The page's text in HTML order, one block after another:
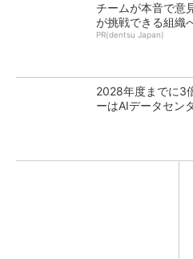
チームが本音で意
が挑戦できる組織
PR(dentsu Japan)
2028年度までに3
ーはAIデータセン